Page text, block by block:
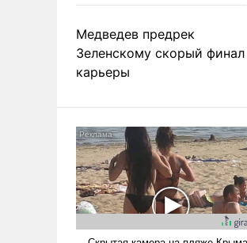
Медведев предрек
Зеленскому скорый финал
карьеры